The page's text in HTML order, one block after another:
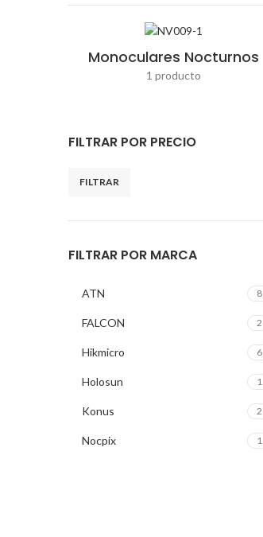
Monoculares Nocturnos
1 producto
FILTRAR POR PRECIO
FILTRAR
FILTRAR POR MARCA
ATN 8
FALCON 2
Hikmicro 6
Holosun 1
Konus 2
Nocpix 1